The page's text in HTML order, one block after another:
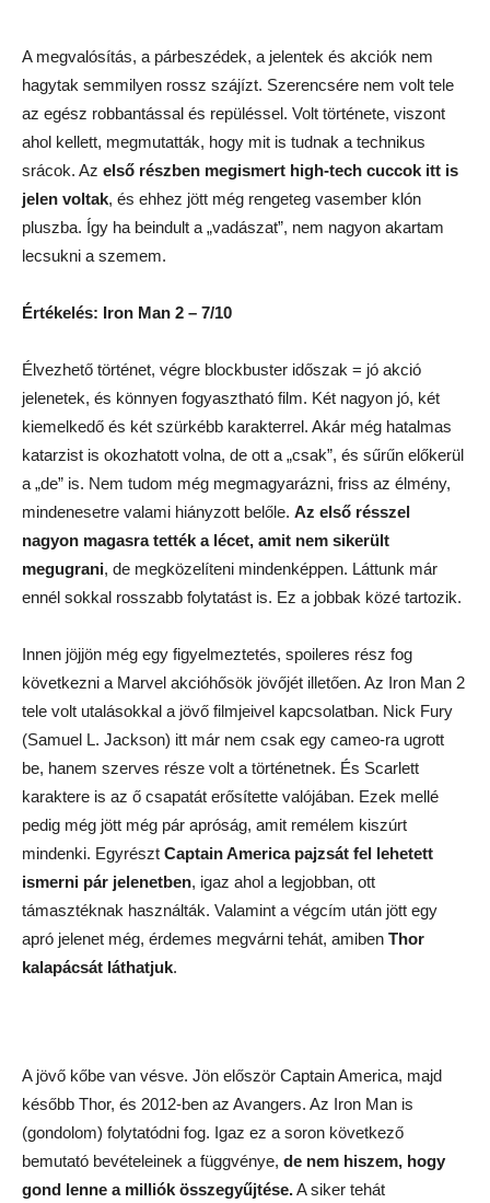
A megvalósítás, a párbeszédek, a jelentek és akciók nem
hagytak semmilyen rossz szájízt. Szerencsére nem volt tele
az egész robbantással és repüléssel. Volt története, viszont
ahol kellett, megmutatták, hogy mit is tudnak a technikus
srácok. Az első részben megismert high-tech cuccok itt is
jelen voltak, és ehhez jött még rengeteg vasember klón
pluszba. Így ha beindult a „vadászat”, nem nagyon akartam
lecsukni a szemem.
Értékelés: Iron Man 2 – 7/10
Élvezhető történet, végre blockbuster időszak = jó akció
jelenetek, és könnyen fogyasztható film. Két nagyon jó, két
kiemelkedő és két szürkébb karakterrel. Akár még hatalmas
katarzist is okozhatott volna, de ott a „csak”, és sűrűn előkerül
a „de” is. Nem tudom még megmagyarázni, friss az élmény,
mindenesetre valami hiányzott belőle. Az első résszel
nagyon magasra tették a lécet, amit nem sikerült
megugrani, de megközelíteni mindenképpen. Láttunk már
ennél sokkal rosszabb folytatást is. Ez a jobbak közé tartozik.
Innen jöjjön még egy figyelmeztetés, spoileres rész fog
következni a Marvel akcióhősök jövőjét illetően. Az Iron Man 2
tele volt utalásokkal a jövő filmjeivel kapcsolatban. Nick Fury
(Samuel L. Jackson) itt már nem csak egy cameo-ra ugrott
be, hanem szerves része volt a történetnek. És Scarlett
karaktere is az ő csapatát erősítette valójában. Ezek mellé
pedig még jött még pár apróság, amit remélem kiszúrt
mindenki. Egyrészt Captain America pajzsát fel lehetett
ismerni pár jelenetben, igaz ahol a legjobban, ott
támasztéknak használták. Valamint a végcím után jött egy
apró jelenet még, érdemes megvárni tehát, amiben Thor
kalapácsát láthatjuk.
A jövő kőbe van vésve. Jön először Captain America, majd
később Thor, és 2012-ben az Avangers. Az Iron Man is
(gondolom) folytatódni fog. Igaz ez a soron következő
bemutató bevételeinek a függvénye, de nem hiszem, hogy
gond lenne a milliók összegyűjtése.A siker tehát